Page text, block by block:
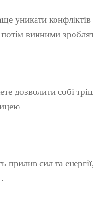
уникати
винними
дозволити собі
сил та